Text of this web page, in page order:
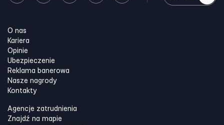
O nas
Kariera
Opinie
Ubezpieczenie
Reklama banerowa
Nasze nagrody
Kontakty
Agencje zatrudnienia
Znajdź na mapie